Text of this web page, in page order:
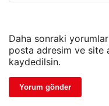
Daha sonraki
posta adresim ve site
kaydedilsin.